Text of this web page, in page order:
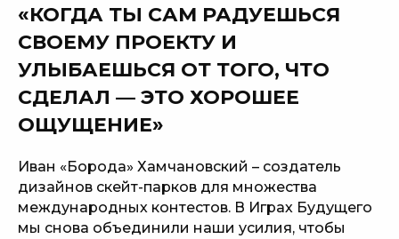
«КОГДА ТЫ САМ РАДУЕШЬСЯ
СВОЕМУ ПРОЕКТУ И
УЛЫБАЕШЬСЯ ОТ ТОГО, ЧТО
СДЕЛАЛ — ЭТО ХОРОШЕЕ
ОЩУЩЕНИЕ»
Иван «Борода» Хамчановский – создатель
дизайнов скейт-парков для множества
международных контестов. В Играх Будущего
мы снова объединили наши усилия, чтобы